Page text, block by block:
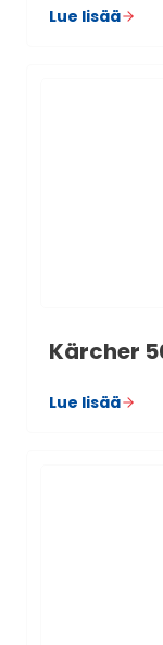
Lue lisää
Kärc­her
Lue lisää